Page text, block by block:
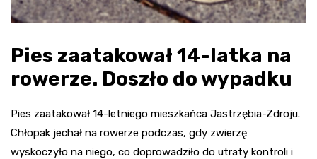
Pies zaatakował 14-latka na
rowerze. Doszło do wypadku
Pies zaatakował 14-letniego mieszkańca Jastrzębia-Zdroju.
Chłopak jechał na rowerze podczas, gdy zwierzę
wyskoczyło na niego, co doprowadziło do utraty kontroli i